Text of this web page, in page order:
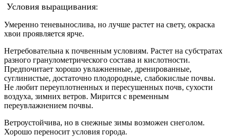
Условия выращивания:
Умеренно теневынослива, но лучше растет на свету, окраска
хвои проявляется ярче.
Нетребовательна к почвенным условиям. Растет на субстратах
разного гранулометрического состава и кислотности.
Предпочитает хорошо увлажненные, дренированные,
суглинистые, достаточно плодородные, слабокислые почвы.
Не любит переуплотненных и пересушенных почв, сухости
воздуха, зимних ветров. Мирится с временным
переувлажнением почвы.
Ветроустойчива, но в снежные зимы возможен снеголом.
Хорошо переносит условия города.